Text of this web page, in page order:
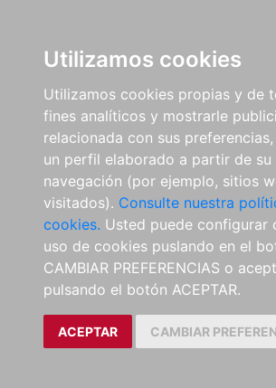
Utilizamos cookies
Utilizamos cookies propias y de
fines analíticos y mostrarle
relacionada con sus
un perfil elaborado a partir de su
navegación (por ejemplo, sitios
visitados). Consulte nuestra
cookies. Usted puede configurar
uso de cookies puslando en el
CAMBIAR PREFERENCIAS o
pulsando el botón ACEPTAR.
ACEPTAR CAMBIAR